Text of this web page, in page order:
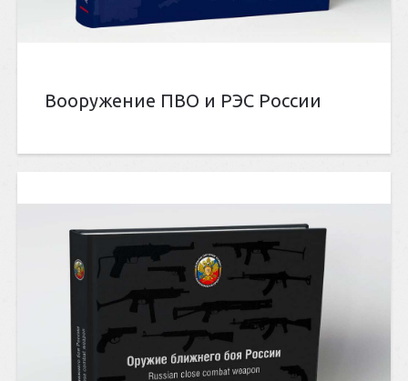
Вооружение ПВО и РЭС России